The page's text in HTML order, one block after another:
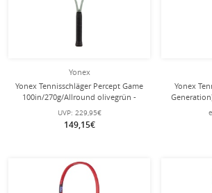
Yonex
Yonex Tennisschläger Percept Game
100in/270g/Allround olivegrün -
besaitet -
UVP: 229,95€
149,15€
Yonex